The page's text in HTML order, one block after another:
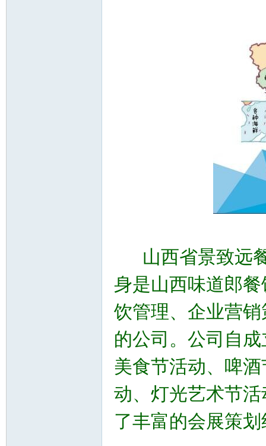
山西省景致远餐
身是山西味道郎
饮管理、企业营
的公司。公司自
美食节活动、啤
动、灯光艺术节
了丰富的会展策